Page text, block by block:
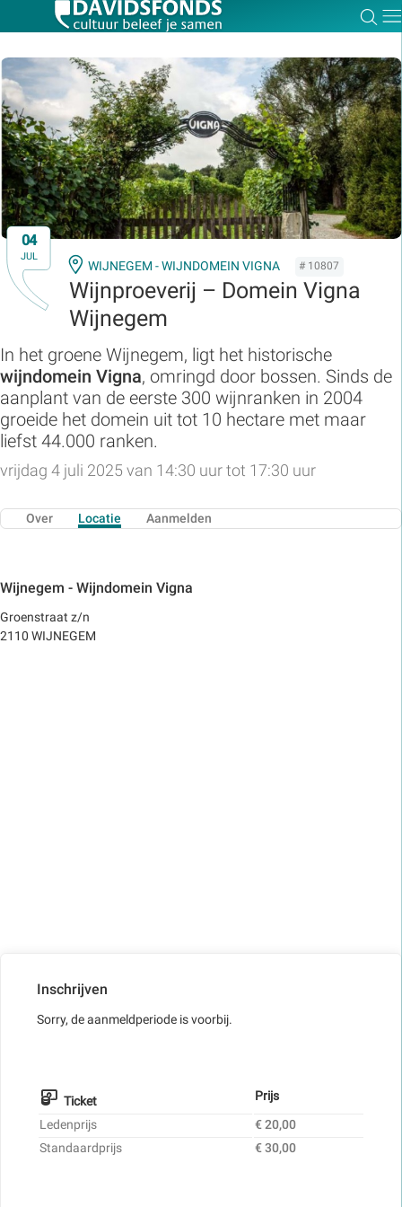
04
JUL
WIJNEGEM - WIJNDOMEIN VIGNA # 10807
Wijnproeverij – Domein Vigna
Wijnegem
In het groene Wijnegem, ligt het historische
wijndomein Vigna, omringd door bossen. Sinds de
aanplant van de eerste 300 wijnranken in 2004
groeide het domein uit tot 10 hectare met maar
liefst 44.000 ranken.
vrijdag 4 juli 2025 van 14:30 uur tot 17:30 uur
Over Locatie Aanmelden
Wijnegem - Wijndomein Vigna
Groenstraat z/n
2110 WIJNEGEM
Inschrijven
Sorry, de aanmeldperiode is voorbij.
Ticket
Prijs
Ledenprijs
€ 20,00
Standaardprijs
€ 30,00
Zoek:
Zoeken